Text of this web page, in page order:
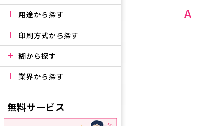
用途から探す
印刷方式から探す
糊から探す
業界から探す
無料サービス
A